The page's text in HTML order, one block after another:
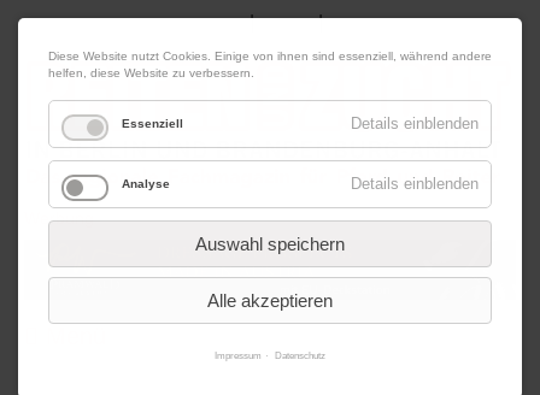
08. August 2026 Impressum|Kontakt|Datenschutz
Werbung
Diese Website nutzt Cookies. Einige von ihnen sind essenziell, während andere
helfen, diese Website zu verbessern.
Essenziell Details einblenden
Analyse Details einblenden
Auswahl speichern
Alle akzeptieren
Impressum Datenschutz